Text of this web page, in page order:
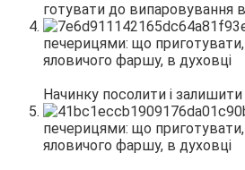
готувати до випаровування
Начинку посолити і